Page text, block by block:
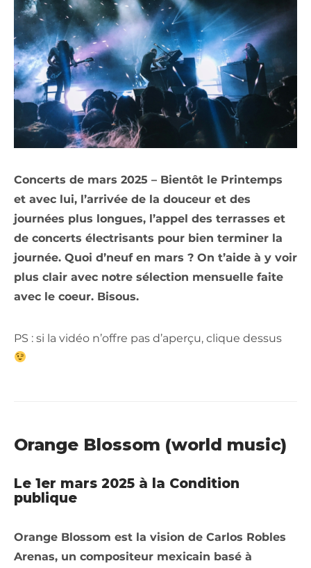
Concerts de mars 2025 – Bientôt le Printemps
et avec lui, l’arrivée de la douceur et des
journées plus longues, l’appel des terrasses et
de concerts électrisants pour bien terminer la
journée. Quoi d’neuf en mars ? On t’aide à y voir
plus clair avec notre sélection mensuelle faite
avec le coeur. Bisous.
PS : si la vidéo n’offre pas d’aperçu, clique dessus
Orange Blossom (world music)
Le 1er mars 2025 à la Condition
publique
Orange Blossom est la vision de Carlos Robles
Arenas, un compositeur mexicain basé à